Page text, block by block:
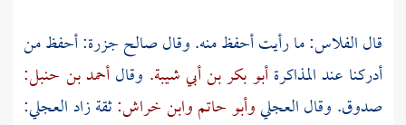
قالالفلاس:ما رأيت أحفظ منه. وقالصالح جزرة:أحفظ من
أدركنا عند المذاكرةأبو بكر بن أبي شيبة. وقالأحمد بن حنبل:
صدوق. وقالالعجليوأبو حاتموابن خراش:ثقة زادالعجلي: